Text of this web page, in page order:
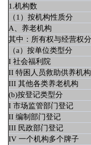
1.机构数
（1）按机构性质分
A、养老机构
其中：所有权与经营权
（a）按单位类型分
I 社会福利院
II 特困人员救助供养机构
III 其他各类养老机构
(b)按登记类型分
I 市场监管部门登记
II 编制部门登记
III 民政部门登记
IV 一个机构多个牌子